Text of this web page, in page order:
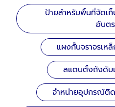
ป้ายสำหรับพื้นที่จัดเก็
อันต
แผงกั้นจราจรเห
สแตนตั้งถังดับ
จำหน่ายอุปกรณ์ติ